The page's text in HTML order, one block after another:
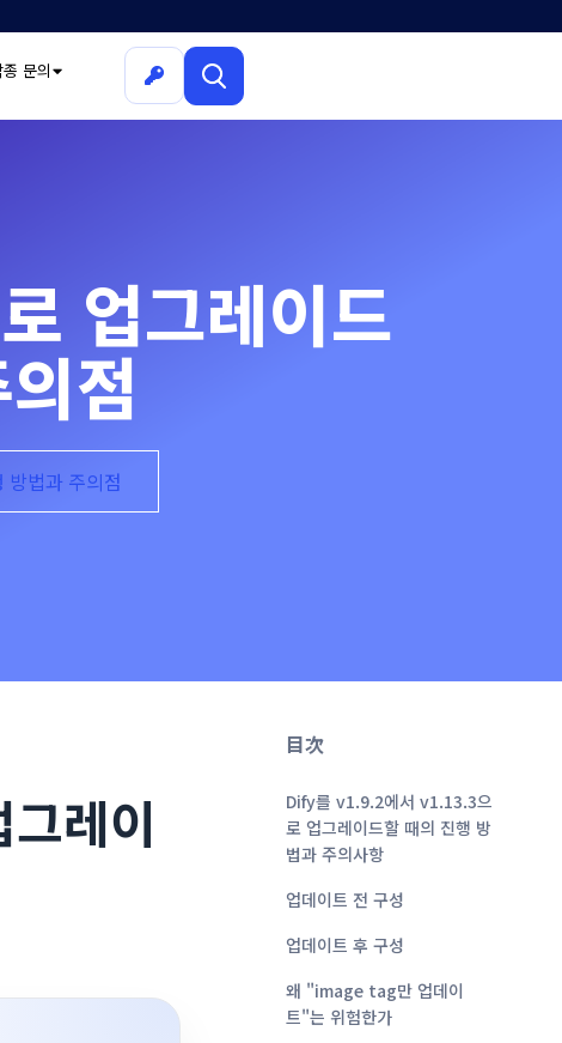
종 문의
업그레이드
점
법과 주의점
레이
目次
Dify를 v1.9.2에서 v1.13.3으
로 업그레이드할 때의 진행 방
법과 주의사항
업데이트 전 구성
업데이트 후 구성
왜 "image tag만 업데이
트"는 위험한가